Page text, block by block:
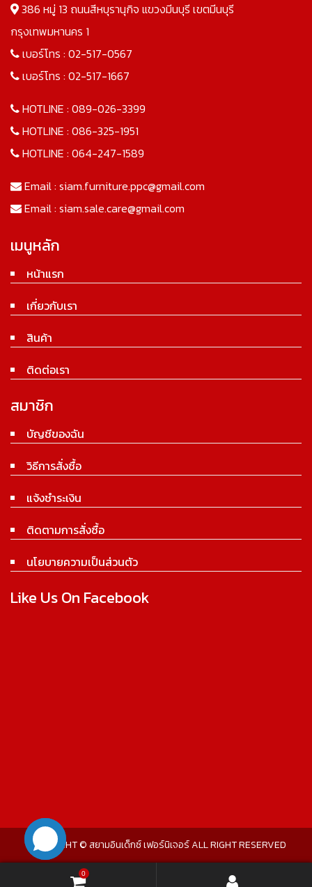
386 หมู่ 13 ถนนสีหบุรานุกิจ แขวงมีนบุรี เขตมีนบุรี
กรุงเทพมหานคร 1
เบอร์โทร : 02-517-0567
เบอร์โทร : 02-517-1667
HOTLINE : 089-026-3399
HOTLINE : 086-325-1951
HOTLINE : 064-247-1589
Email : siam.furniture.ppc@gmail.com
Email : siam.sale.care@gmail.com
เมนูหลัก
หน้าแรก
เกี่ยวกับเรา
สินค้า
ติดต่อเรา
สมาชิก
บัญชีของฉัน
วิธีการสั่งซื้อ
แจ้งชำระเงิน
ติดตามการสั่งซื้อ
นโยบายความเป็นส่วนตัว
Like Us On Facebook
COPYRIGHT © สยามอินเด็กซ์ เฟอร์นิเจอร์ ALL RIGHT RESERVED
0